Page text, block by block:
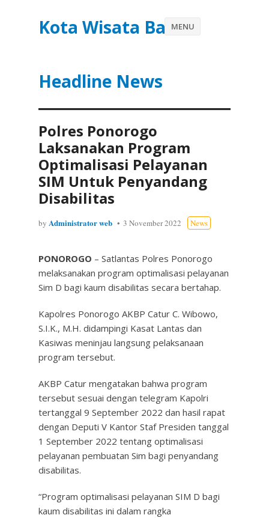
Kota Wisata Batu
Headline News
MENU
Polres Ponorogo
Laksanakan Program
Optimalisasi Pelayanan
SIM Untuk Penyandang
Disabilitas
by Administrator web 3 November 2022 News
PONOROGO – Satlantas Polres Ponorogo
melaksanakan program optimalisasi pelayanan
Sim D bagi kaum disabilitas secara bertahap.
Kapolres Ponorogo AKBP Catur C. Wibowo,
S.I.K., M.H. didampingi Kasat Lantas dan
Kasiwas meninjau langsung pelaksanaan
program tersebut.
AKBP Catur mengatakan bahwa program
tersebut sesuai dengan telegram Kapolri
tertanggal 9 September 2022 dan hasil rapat
dengan Deputi V Kantor Staf Presiden tanggal
1 September 2022 tentang optimalisasi
pelayanan pembuatan Sim bagi penyandang
disabilitas.
“Program optimalisasi pelayanan SIM D bagi
kaum disabilitas ini dalam rangka